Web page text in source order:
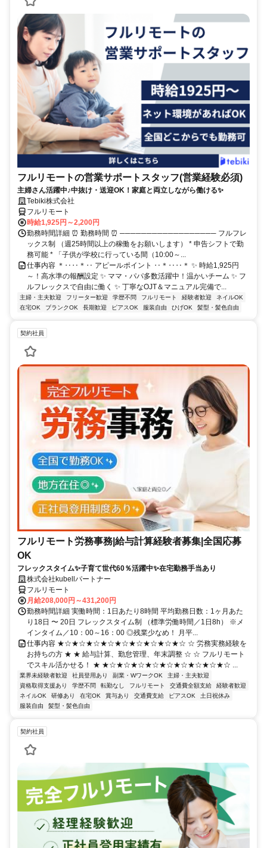
フルリモートの営業サポートスタッフ(営業経験必須)
主婦さん活躍中♪中抜け・送迎OK！家庭と両立しながら働ける✨
Tebiki株式会社
フルリモート
時給1,925円～2,200円
勤務時間詳細 ⏰ 勤務時間 ⏰ ────────────────── フルフレ
ックス制 （週25時間以上の稼働をお願いします） * 申告シフトで勤
務可能 * 「子供が学校に行っている間（10:00～...
仕事内容 ＊‥‥＊‥ アピールポイント ‥＊‥‥＊ ✨ 時給1,925円
～！高水準の報酬設定 ✨ ママ・パパ多数活躍中！温かいチーム ✨ フ
ルフレックスで自由に働く ✨ 丁寧なOJT＆マニュアル完備で...
主婦・主夫歓迎 フリーター歓迎 学歴不問 フルリモート 経験者歓迎
ネイルOK
在宅OK
ブランクOK 長期歓迎 ピアスOK 服装自由 ひげOK 髪型・髪色自由
契約社員
フルリモート労務事務|給与計算経験者募集|全国応募
OK
フレックスタイム✨子育て世代60％活躍中✨在宅勤務手当あり
株式会社kubellパートナー
フルリモート
月給208,000円～431,200円
勤務時間詳細 実働時間：1日あたり8時間 平均勤務日数：1ヶ月あた
り18日 〜 20日 フレックスタイム制 （標準労働時間／1日8h） ※メ
インタイム／10：00～16：00 ◎残業少なめ！ 月平...
仕事内容 ★☆★☆★☆★☆★☆★☆★☆★☆★☆ ☆ 労務実務経験を
お持ちの方 ★ ★ 給与計算、勤怠管理、年末調整 ☆ ☆ フルリモート
でスキル活かせる！ ★ ★☆★☆★☆★☆★☆★☆★☆★☆★☆ ...
業界未経験者歓迎 社員登用あり 副業・WワークOK
主婦・主夫歓迎
資格取得支援あり
学歴不問 転勤なし フルリモート 交通費全額支給
経験者歓迎
ネイルOK
研修あり 在宅OK 賞与あり 交通費支給 ピアスOK
土日祝休み
服装自由
髪型・髪色自由
契約社員